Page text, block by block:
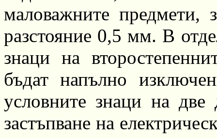
маловажните предмети,
разстояние 0,5 мм. В
знаци на
бъдат напълно
условните знаци на две
застъпване на